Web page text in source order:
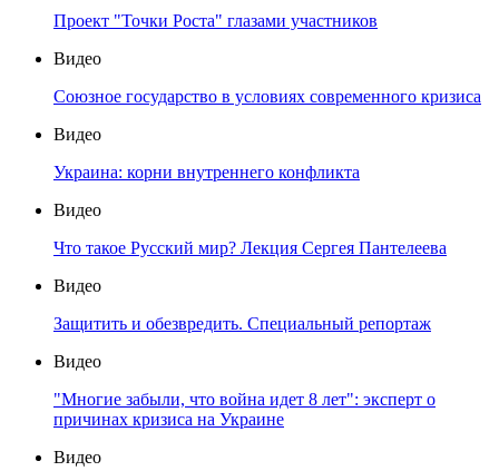
Проект "Точки Роста" глазами участников
Видео
Союзное государство в условиях современного кризиса
Видео
Украина: корни внутреннего конфликта
Видео
Что такое Русский мир? Лекция Сергея Пантелеева
Видео
Защитить и обезвредить. Специальный репортаж
Видео
"Многие забыли, что война идет 8 лет": эксперт о
причинах кризиса на Украине
Видео